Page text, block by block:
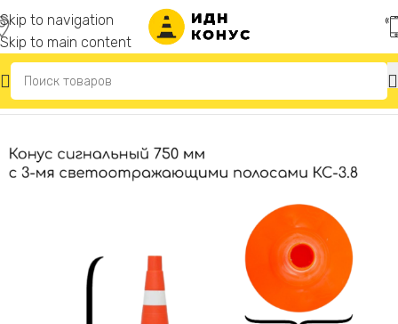
Skip to navigation
Skip to main content
Главная Конусы дорожные